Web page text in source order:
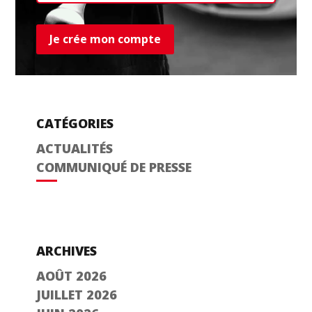
Je crée mon compte
CATÉGORIES
ACTUALITÉS
COMMUNIQUÉ DE PRESSE
ARCHIVES
AOÛT 2026
JUILLET 2026